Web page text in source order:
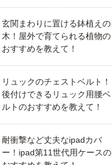
玄関まわりに置ける鉢植えの
木！屋外で育てられる植物の
おすすめを教えて！
リュックのチェストベルト！
後付けできるリュック用腰ベ
ルトのおすすめを教えて！
耐衝撃など丈夫なipadカバ
ー！ipad第11世代用ケースの